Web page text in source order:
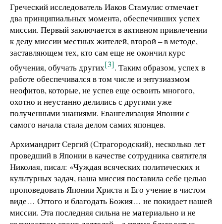
Греческий исследователь Иаков Стамулис отмечает
два принципиальных момента, обеспечивших успех
миссии. Первый заключается в активном привлечении
к делу миссии местных жителей, второй – в методе,
заставляющем тех, кто сам еще не окончил курс
обучения, обучать других[3]. Таким образом, успех в
работе обеспечивался в том числе и энтузиазмом
неофитов, которые, не успев еще освоить многого,
охотно и неустанно делились с другими уже
полученными знаниями. Евангелизация Японии с
самого начала стала делом самих японцев.
Архимандрит Сергий (Страгородский), несколько лет
проведший в Японии в качестве сотрудника святителя
Николая, писал: «Чуждая всяческих политических и
культурных задач, наша миссия поставила себе целью
проповедовать Японии Христа и Его учение в чистом
виде… Оттого и благодать Божия… не покидает нашей
миссии. Эта последняя сильна не материально и не